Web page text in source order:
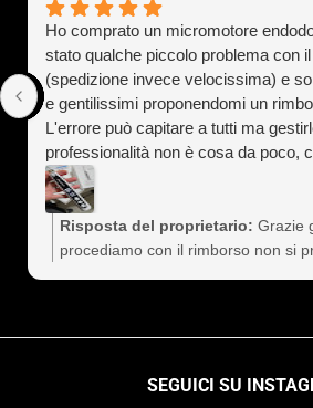
Ho comprato un micromotore
stato qualche piccolo problema con
(spedizione invece velocissima) e
e gentilissimi proponendomi un
L'errore può capitare a tutti ma
professionalità non è cosa da poco,
cliente a vita). Assolutamente
Risposta del proprietario: Grazie
procediamo con il rimborso non si
SEGUICI SU